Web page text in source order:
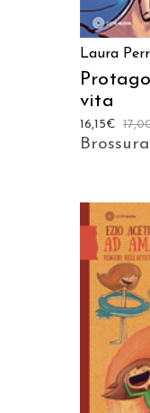
Laura
vita
16,15€
Brossura